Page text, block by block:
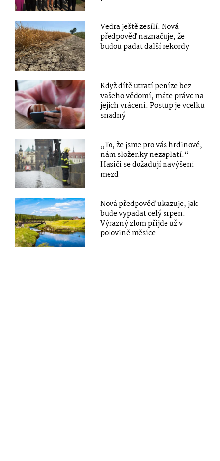
Vedra ještě zesílí. Nová
předpověď naznačuje, že
budou padat další rekordy
Když dítě utratí peníze bez
vašeho vědomí, máte právo na
jejich vrácení. Postup je vcelku
snadný
„To, že jsme pro vás hrdinové,
nám složenky nezaplatí.“
Hasiči se dožadují navýšení
mezd
Nová předpověď ukazuje, jak
bude vypadat celý srpen.
Výrazný zlom přijde už v
polovině měsíce